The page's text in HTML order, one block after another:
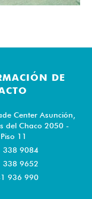
DE
Center Asunción,
del Chaco 2050 -
11
338 9084
338 9652
936 990